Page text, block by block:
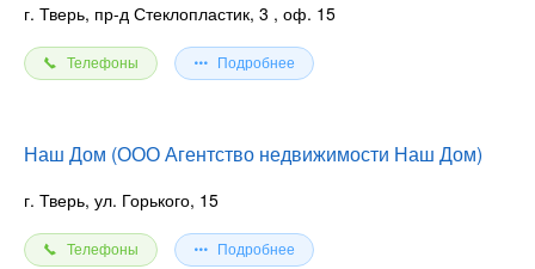
г. Тверь, пр-д Стеклопластик, 3 , оф. 15
Телефоны Подробнее
Наш Дом (ООО Агентство недвижимости Наш Дом)
г. Тверь, ул. Горького, 15
Телефоны Подробнее